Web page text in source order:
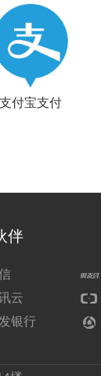
支付宝支付
伴
云
银行